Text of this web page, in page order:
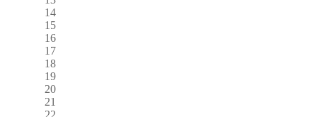
14
15
16
17
18
19
20
21
22